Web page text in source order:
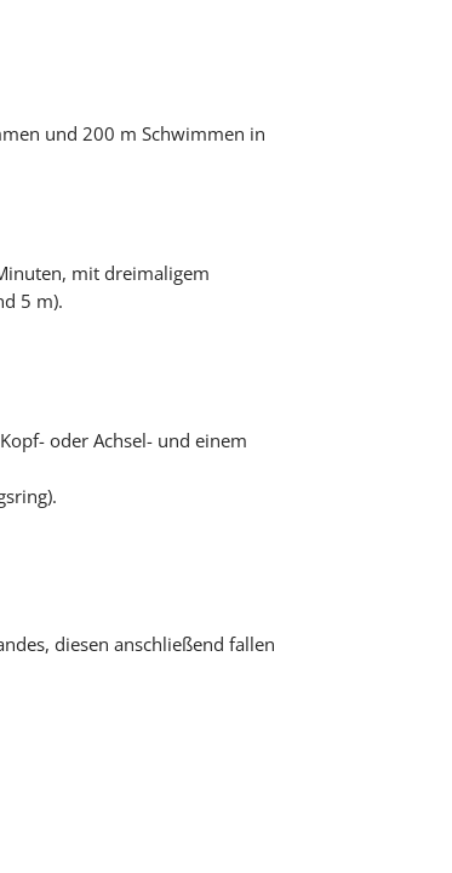
und 200 m Schwimmen in
mit dreimaligem
5 m).
oder Achsel- und einem
diesen anschließend fallen